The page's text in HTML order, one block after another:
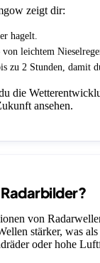
zeigt dir:
hagelt.
leichtem
zu 2 Stunden, damit
die
ansehen.
von
stärker, was
oder hohe